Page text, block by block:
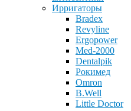
Ирригаторы
Bradex
Revyline
Ergopower
Med-2000
Dentalpik
Рокимед
Omron
B.Well
Little Doctor